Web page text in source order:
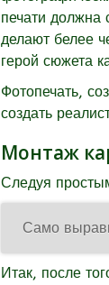
печати должна
делают белее
герой сюжета
Фотопечать,
создать
Монтаж
Следуя
Само
Итак, после